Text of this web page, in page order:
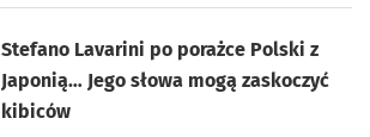
Stefano Lavarini po porażce Polski z
Japonią… Jego słowa mogą zaskoczyć
kibiców